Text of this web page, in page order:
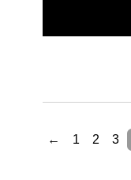
← 1 2 3